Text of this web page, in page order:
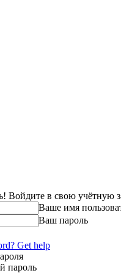
Войдите в свою учётную
Ваше имя
Ваш пароль
Get help
пароль